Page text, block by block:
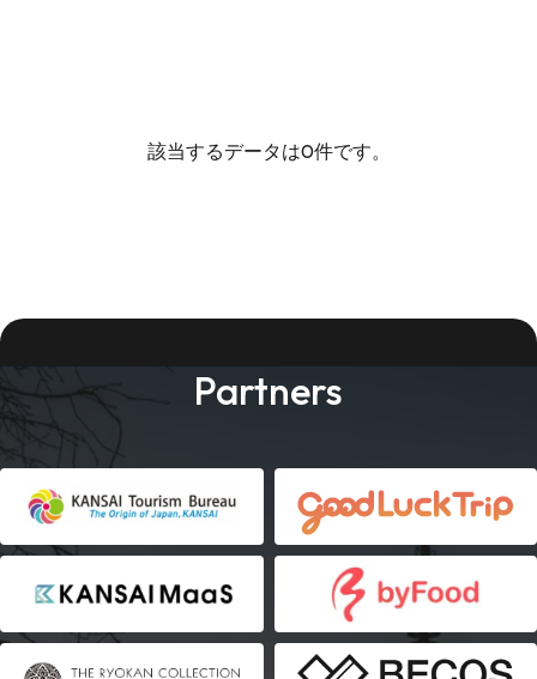
該当するデータは0件です。
Partners